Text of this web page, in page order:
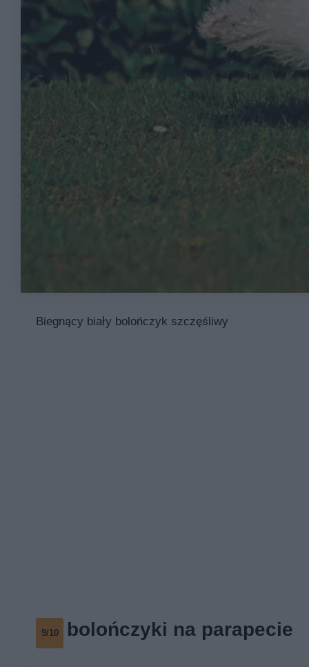
Biegnący biały bolończyk szczęśliwy
9/10 bolończyki na parapecie